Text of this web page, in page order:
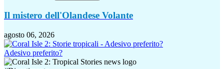
Il mistero dell'Olandese Volante
agosto 06, 2026
Adesivo preferito?